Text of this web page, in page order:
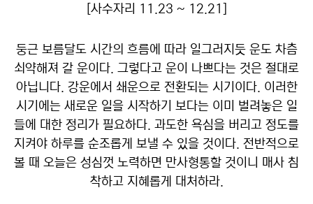
[사수자리 11.23 ~ 12.21]
둥근 보름달도 시간의 흐름에 따라 일그러지듯 운도 차츰
쇠약해져 갈 운이다. 그렇다고 운이 나쁘다는 것은 절대로
아닙니다. 강운에서 쇄운으로 전환되는 시기이다. 이러한
시기에는 새로운 일을 시작하기 보다는 이미 벌려놓은 일
들에 대한 정리가 필요하다. 과도한 욕심을 버리고 정도를
지켜야 하루를 순조롭게 보낼 수 있을 것이다. 전반적으로
볼 때 오늘은 성심껏 노력하면 만사형통할 것이니 매사 침
착하고 지혜롭게 대처하라.